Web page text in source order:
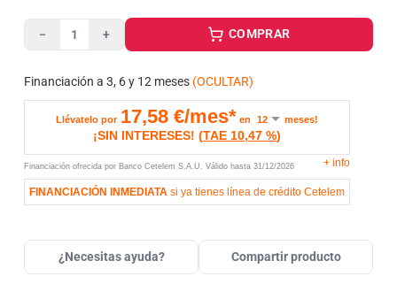
− + COMPRAR
Financiación a 3, 6 y 12 meses (OCULTAR)
Llévatelo por 17,58 €/mes* en meses!
¡SIN INTERESES! (TAE 10,47 %)
Financiación ofrecida por Banco Cetelem S.A.U. Válido hasta 31/12/2026 + info
FINANCIACIÓN INMEDIATA si ya tienes línea de crédito Cetelem
¿Necesitas ayuda? Compartir producto